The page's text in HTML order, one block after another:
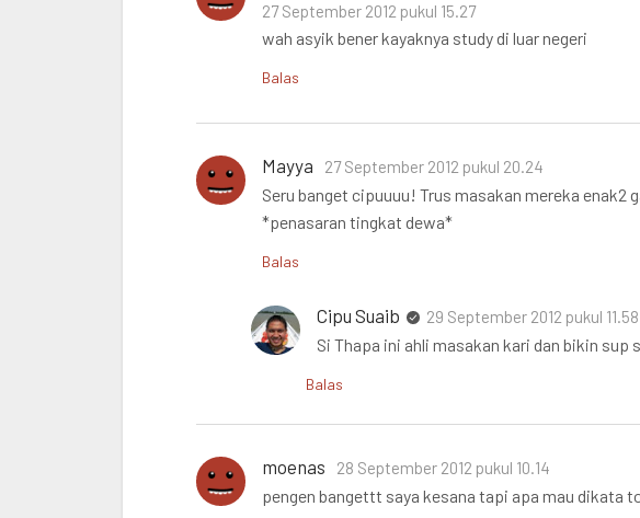
27 September 2012 pukul 15.27
wah asyik bener kayaknya study di luar negeri
Balas
Mayya 27 September 2012 pukul 20.24
Seru banget cipuuuu! Trus masakan mereka enak2
*penasaran tingkat dewa*
Balas
Cipu Suaib 29 September 2012 pukul 11.58
Si Thapa ini ahli masakan kari dan bikin sup
Balas
moenas 28 September 2012 pukul 10.14
pengen bangettt saya kesana tapi apa mau dikata